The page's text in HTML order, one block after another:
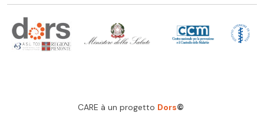
CARE à un progetto Dors©